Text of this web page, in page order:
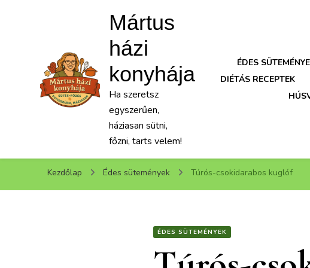
Mártus
házi
konyhája
Ha szeretsz
egyszerűen,
háziasan sütni,
főzni, tarts velem!
ÉDES
DIÉTÁS RECEPTEK
Kezdőlap Édes sütemények Túrós-csokidarabos kuglóf
ÉDES SÜTEMÉNYEK